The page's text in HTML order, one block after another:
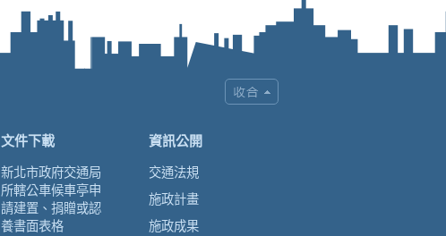
文件下載
新北市政府交通局
所轄公車候車亭申
請建置、捐贈或認
養書面表格
資訊公開
交通法規
施政計畫
施政成果